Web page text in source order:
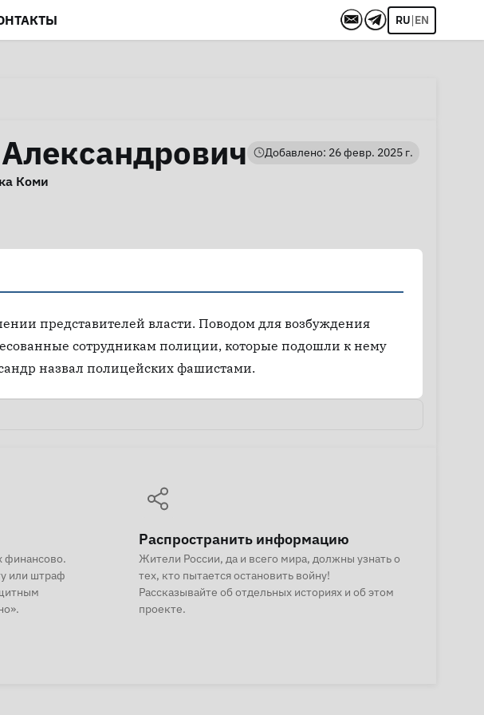
RU|EN
Добавлено: 26 февр. 2025 г.
Коми
представителей власти. Поводом для возбуждения
сотрудникам полиции, которые подошли к нему
назвал полицейских фашистами.
финансово.
или штраф
Распространить информацию
Жители России, да и всего мира, должны узнать о
тех, кто пытается остановить войну!
Рассказывайте об отдельных историях и об этом
проекте.